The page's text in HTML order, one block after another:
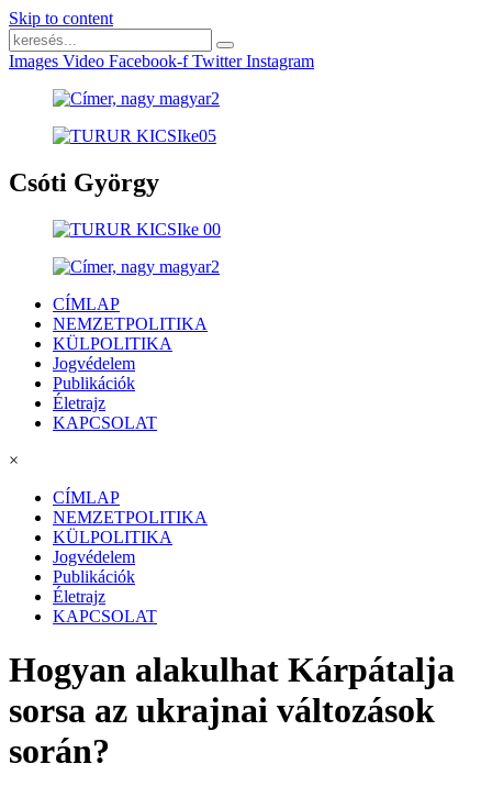
Skip to content
Images Video Facebook-f Twitter Instagram
Csóti György
CÍMLAP
NEMZETPOLITIKA
KÜLPOLITIKA
Jogvédelem
Publikációk
Életrajz
KAPCSOLAT
×
CÍMLAP
NEMZETPOLITIKA
KÜLPOLITIKA
Jogvédelem
Publikációk
Életrajz
KAPCSOLAT
Hogyan alakulhat Kárpátalja
sorsa az ukrajnai változások
során?